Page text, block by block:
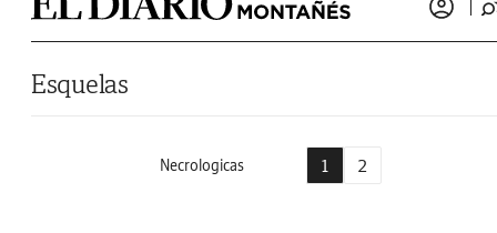
Esquelas
Necrologicas 1 2